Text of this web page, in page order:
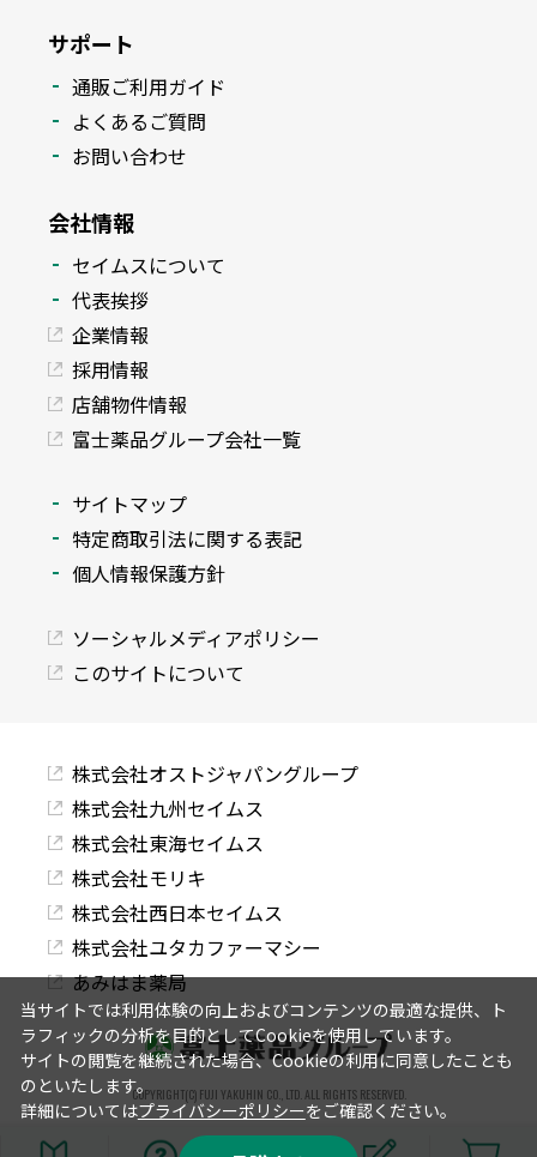
サポート
通販ご利用ガイド
よくあるご質問
お問い合わせ
会社情報
セイムスについて
代表挨拶
企業情報
採用情報
店舗物件情報
富士薬品グループ会社一覧
サイトマップ
特定商取引法に関する表記
個人情報保護方針
ソーシャルメディアポリシー
このサイトについて
株式会社オストジャパングループ
株式会社九州セイムス
株式会社東海セイムス
株式会社モリキ
株式会社西日本セイムス
株式会社ユタカファーマシー
あみはま薬局
COPYRIGHT(C) FUJI YAKUHIN CO., LTD. ALL RIGHTS RESERVED.
当サイトでは利用体験の向上およびコンテンツの最適な提供、ト
ラフィックの分析を目的としてCookieを使用しています。
サイトの閲覧を継続された場合、Cookieの利用に同意したことも
のといたします。
詳細についてはプライバシーポリシーをご確認ください。